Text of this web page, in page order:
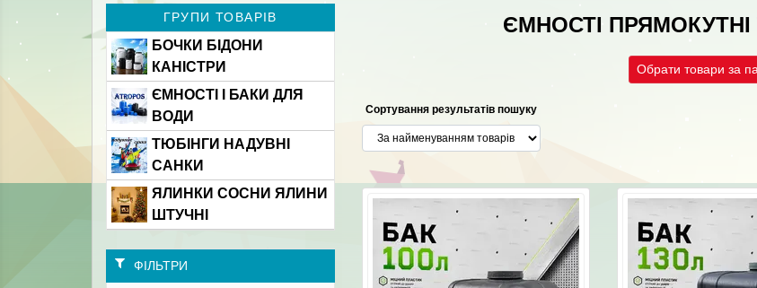
ГРУПИ ТОВАРІВ
БОЧКИ БІДОНИ
КАНІСТРИ
ЄМНОСТІ І БАКИ ДЛЯ
ВОДИ
ТЮБІНГИ НАДУВНІ
САНКИ
ЯЛИНКИ СОСНИ ЯЛИНИ
ШТУЧНІ
ФІЛЬТРИ
ЄМНОСТІ
Обрати товари за
Сортування результатів пошуку